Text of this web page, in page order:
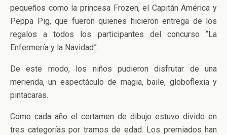
pequeños como la princesa Frozen, el Capitán América y
Peppa Pig, que fueron quienes hicieron entrega de los
regalos a todos los participantes del concurso “La
Enfermería y la Navidad”.
De este modo, los niños pudieron disfrutar de una
merienda, un espectáculo de magia, baile, globoflexia y
pintacaras.
Como cada año el certamen de dibujo estuvo divido en
tres categorías por tramos de edad. Los premiados han